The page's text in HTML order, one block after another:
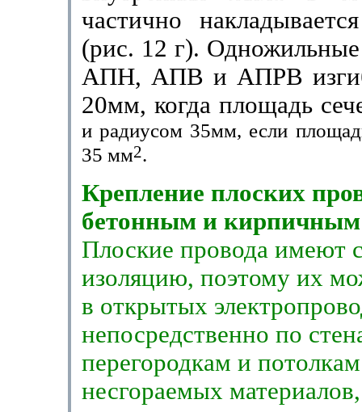
частично
(рис. 12 г).
АПН, АПВ и АПРВ
20мм, когда площадь
и радиу­сом 35мм, если
35 мм2.
Крепление плоских
бетонным и
Плоские провода имеют
изоляцию, поэтому их
в открытых
непосредственно по
перегородкам и
несгораемых